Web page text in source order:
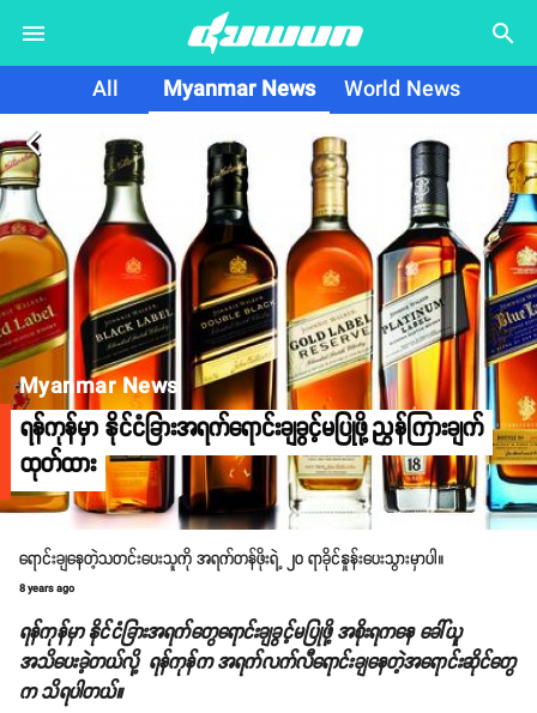
search
All Myanmar News World News
arrow_back_ios
Myanmar News
ရန်ကုန်မှာ နိုင်ငံခြားအရက်ရောင်းချခွင့်မပြုဖို့ ညွှန်ကြားချက်
ထုတ်ထား
ရောင်းချနေတဲ့သတင်းပေးသူကို အရက်တန်ဖိုးရဲ့ ၂၀ ရာခိုင်နှုန်းပေးသွားမှာပါ။
8 years ago
ရန်ကုန်မှာ နိုင်ငံခြားအရက်တွေရောင်းချခွင့်မပြုဖို့ အစိုးရကနေ ခေါ်ယူ
အသိပေးခဲ့တယ်လို့ ရန်ကုန်က အရက်လက်လီရောင်းချနေတဲ့အရောင်းဆိုင်တွေ
က သိရပါတယ်။